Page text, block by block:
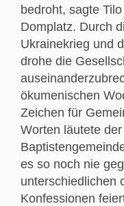
bedroht, sagte
Domplatz. Durch
Ukrainekrieg und
drohe die
ökumenischen
Zeichen für
Worten läutete
es so noch nie
unterschiedlichen
Konfessionen